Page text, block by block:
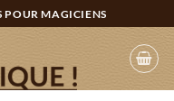
POUR MAGICIENS